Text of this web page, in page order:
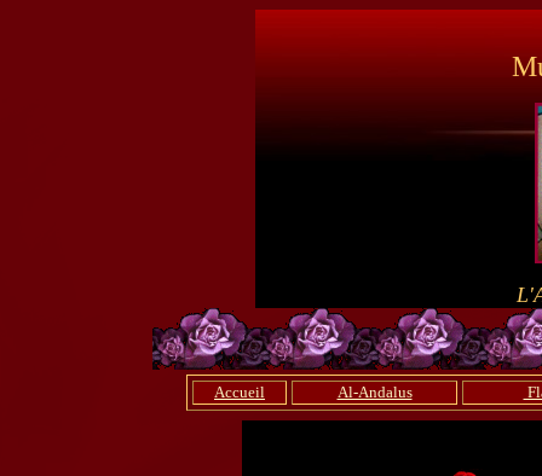
Accueil Al-Andalus